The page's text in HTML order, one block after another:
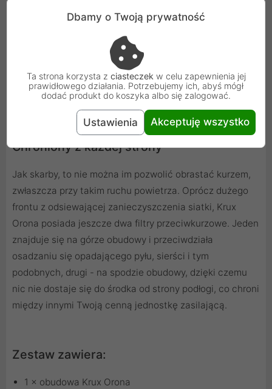
Chroniony z każdej strony
Jak skarby, to nie można im pozwolić obrastać kurzem,
zwłaszcza przy takim ruchu powietrza. Oprócz dużego
frontu z odsiewającej zanieczyszczenia siatki, Krux
Orona posiada jeszcze dwa filtry przeciwkurzowe. Jeden
znajduje się na górze obudowy i przeciwdziała
osadzaniu się opadającego pyłu, sierści i tym
podobnych, drugi - na spodzie obudowy, dzięki czemu
nic nie dostaje się do środka od strony podłogi, co chroni
między innymi Twoją cenną jednostkę zasilającą.
Zestaw zawiera:
1 × obudowa Krux Orona
Dbamy o Twoją prywatność
Ta strona korzysta z ciasteczek w celu zapewnienia jej
prawidłowego działania. Potrzebujemy ich, abyś mógł
dodać produkt do koszyka albo się zalogować.
Ustawienia Akceptuję wszystko